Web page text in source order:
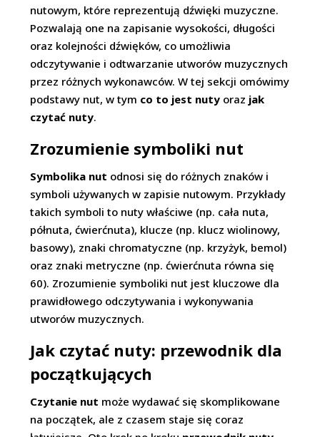
nutowym, które reprezentują dźwięki muzyczne.
Pozwalają one na zapisanie wysokości, długości
oraz kolejności dźwięków, co umożliwia
odczytywanie i odtwarzanie utworów muzycznych
przez różnych wykonawców. W tej sekcji omówimy
podstawy nut, w tym co to jest nuty oraz jak
czytać nuty.
Zrozumienie symboliki nut
Symbolika nut odnosi się do różnych znaków i
symboli używanych w zapisie nutowym. Przykłady
takich symboli to nuty właściwe (np. cała nuta,
półnuta, ćwierćnuta), klucze (np. klucz wiolinowy,
basowy), znaki chromatyczne (np. krzyżyk, bemol)
oraz znaki metryczne (np. ćwierćnuta równa się
60). Zrozumienie symboliki nut jest kluczowe dla
prawidłowego odczytywania i wykonywania
utworów muzycznych.
Jak czytać nuty: przewodnik dla
początkujących
Czytanie nut może wydawać się skomplikowane
na początek, ale z czasem staje się coraz